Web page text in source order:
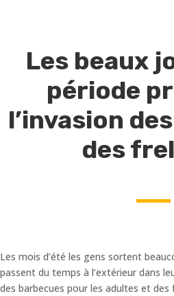
Les beaux
période
l’invasion
des
Les mois d’été les gens sortent
passent du temps à l’extérieur dans
des barbecues pour les adultes et